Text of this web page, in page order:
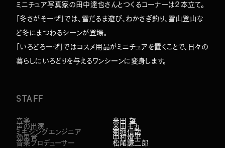
ミニチュア写真家の田中達也さんとつくるコーナーは２本立て。
「冬さがそーぜ」では、雪だるま遊び、わかさぎ釣り、雪山登山な
ど冬にまつわるシーンが登場。
「いろどろーぜ」ではコスメ用品がミニチュアを置くことで、日々の
暮らしにいろどりを与えるワンシーンに変身します。
STAFF
音楽 米田 望
声の出演 米田モカ
ミキシングエンジニア 菊地信哉
効果音 中村燎平
音楽プロデューサー 松尾謙二郎